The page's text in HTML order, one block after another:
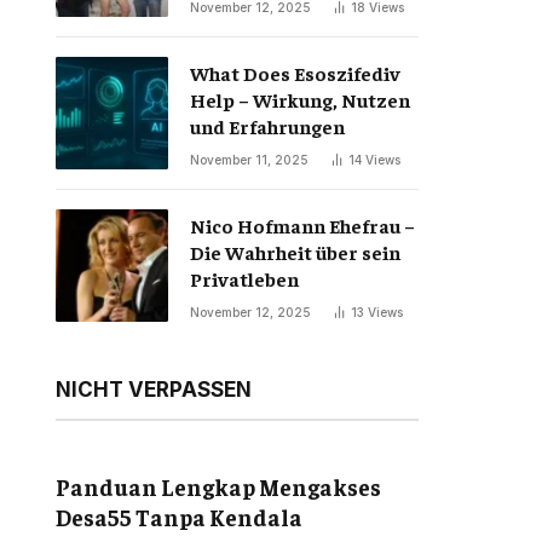
November 12, 2025 18 Views
What Does Esoszifediv
Help – Wirkung, Nutzen
und Erfahrungen
November 11, 2025 14 Views
Nico Hofmann Ehefrau –
Die Wahrheit über sein
Privatleben
November 12, 2025 13 Views
NICHT VERPASSEN
Panduan Lengkap Mengakses
Desa55 Tanpa Kendala